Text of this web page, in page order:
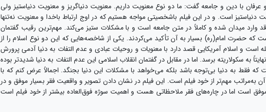
با دین و جامعه گفت: ما دو نوع معنویت داریم. معنویت دنیاگریز و معنویت دنیاستیز ولی
دنیاستیز است. و در این فیلم باشخصیتی مواجه هستیم که در اوج ارتباط باخدا و معنویت نه‌تنها
وارد میدان شده و کاملاً در متن جامعه است و با مشکلات ستیز می‌کند. مهم‌ترین رقیب گفتمان
که حضرت امام(ره) بسیار به آن تأکید می‌کردند. یکی از شاخصه‌هایی که این دو نوع اسلام را از
و اسلام آمریکایی قصد دارد با معنویات و روحیات عبادی و عدم التفات به دنیا آدمی پرورش
به سکولاریته برسد. اما در مقابل در گفتمان انقلاب اسلامی این عدم التفات به دنیا شدیدتر بوده
فقط به دنیا بی‌توجه باشد بلکه می‌خواهد با مشکلات این دنیا بجنگد. اجمالاً عرض کنم که با
به‌مراتب مهم‌تر از خود فیلم است. این فیلم در نشان دادن تصویر و واقعیت فقر بسیار موفق و در
است اما در چاره‌های فقر ملاحظاتی هست و اهمیت سوژه فوق‌العاده بیشتر از خود فیلم است